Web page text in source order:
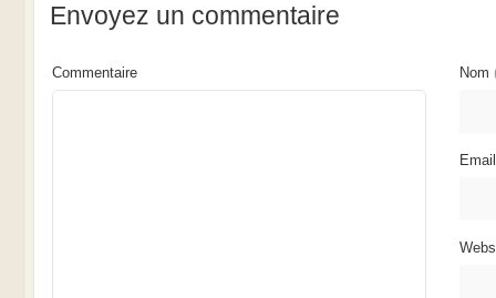
Envoyez un commentaire
Nom
Commentaire